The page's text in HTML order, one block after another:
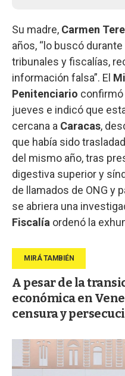
Su madre, Carmen
años, “lo buscó
tribunales y fiscalías,
información falsa”. El
Penitenciario confirmó
jueves e indicó que
cercana a Caracas,
que había sido
del mismo año, tras
digestiva superior y
de llamados de ONG y
se abriera una
Fiscalía ordenó la
A pesar de la
económica en
censura y